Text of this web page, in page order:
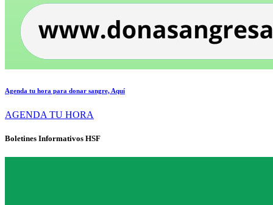
Agenda tu hora para donar sangre, Aquí
AGENDA TU HORA
Boletines Informativos HSF